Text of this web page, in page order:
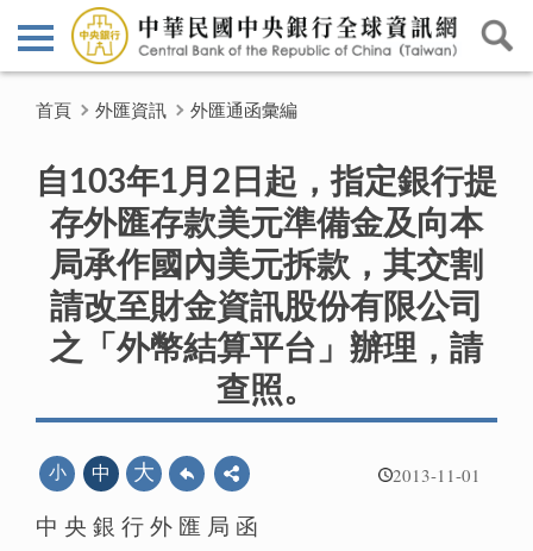
首頁 外匯資訊 外匯通函彙編
自103年1月2日起，指定銀行提
存外匯存款美元準備金及向本
局承作國內美元拆款，其交割
請改至財金資訊股份有限公司
之「外幣結算平台」辦理，請
查照。
2013-11-01
小 中 大
中 央 銀 行 外 匯 局 函